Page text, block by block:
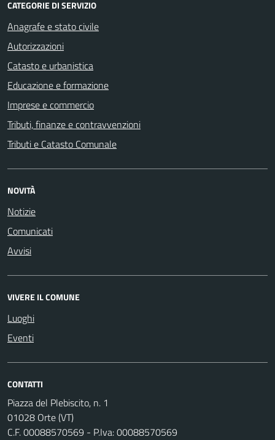
CATEGORIE DI SERVIZIO
Anagrafe e stato civile
Autorizzazioni
Catasto e urbanistica
Educazione e formazione
Imprese e commercio
Tributi, finanze e contravvenzioni
Tributi e Catasto Comunale
NOVITÀ
Notizie
Comunicati
Avvisi
VIVERE IL COMUNE
Luoghi
Eventi
CONTATTI
Piazza del Plebiscito, n. 1
01028 Orte (VT)
C.F. 00088570569 - P.Iva: 00088570569